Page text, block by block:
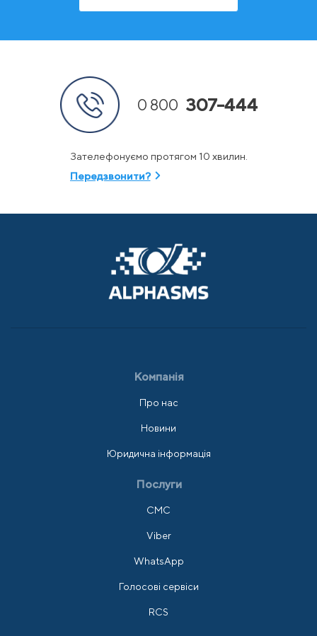
0 800 307-444
Зателефонуємо протягом 10 хвилин.
Передзвонити?
Компанія
Про нас
Новини
Юридична інформація
Послуги
СМС
Viber
WhatsApp
Голосові сервіси
RCS